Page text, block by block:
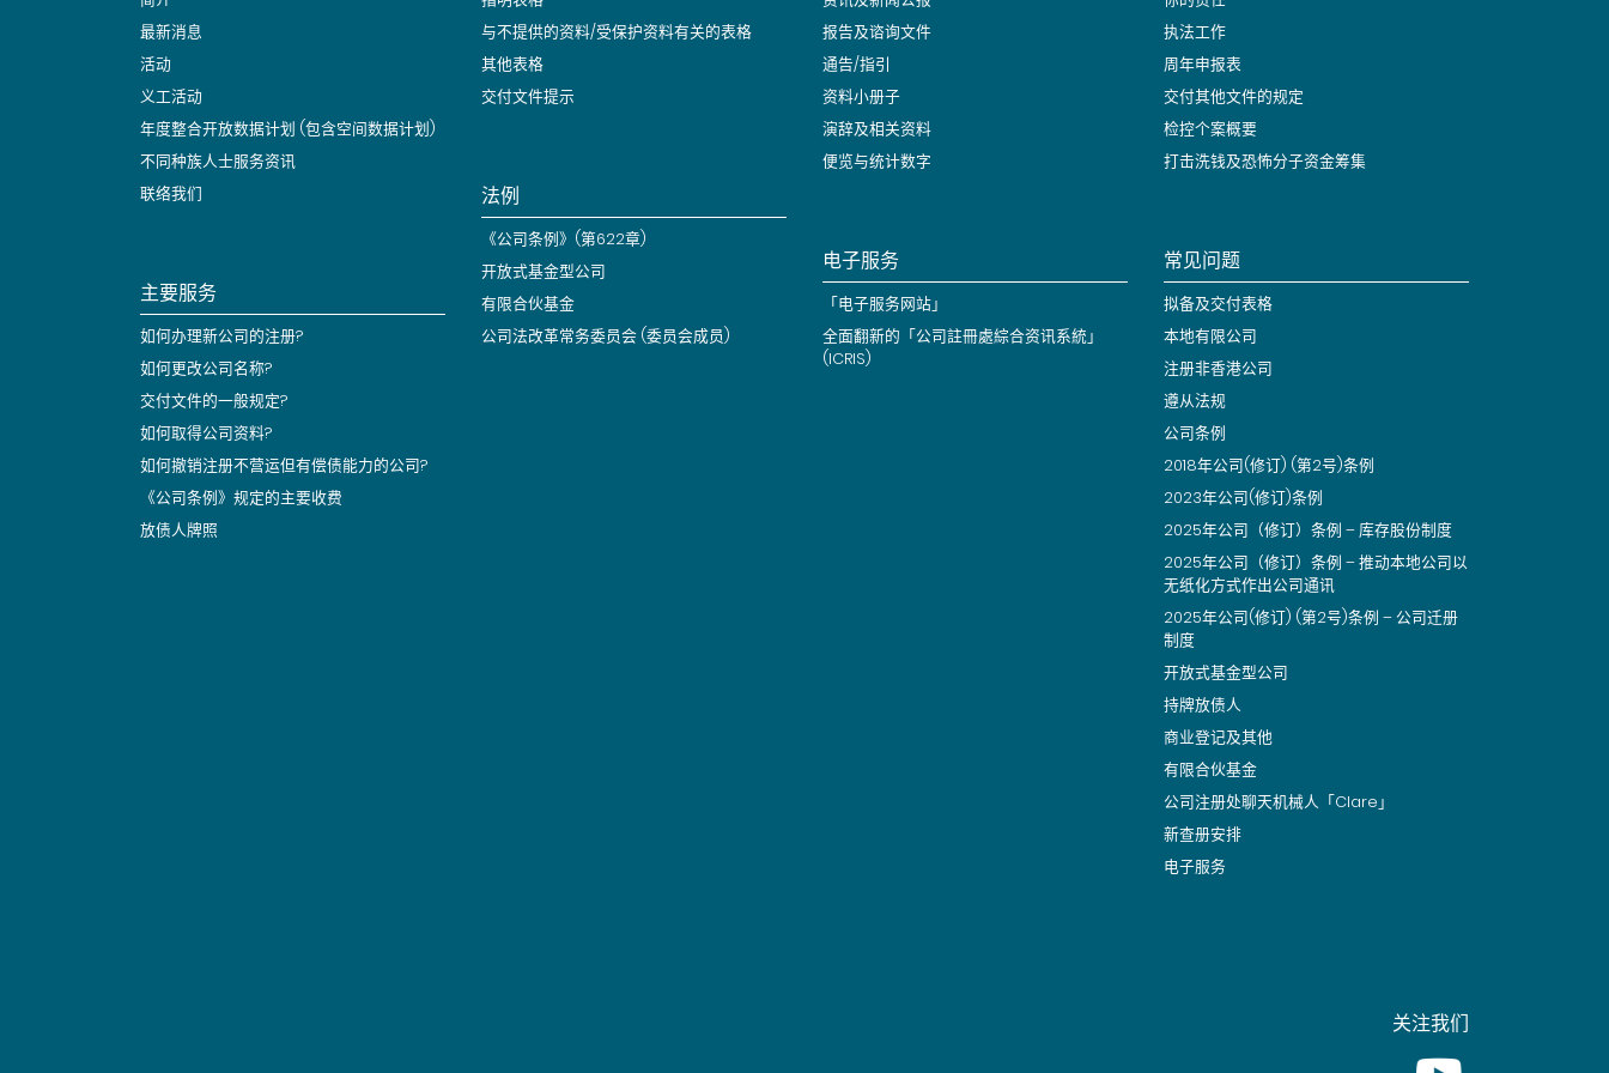
最新消息
活动
义工活动
年度整合开放数据计划 (包含空间数据计划)
不同种族人士服务资讯
联络我们
主要服务
如何办理新公司的注册?
如何更改公司名称?
交付文件的一般规定?
如何取得公司资料?
如何撤销注册不营运但有偿债能力的公司?
《公司条例》规定的主要收费
放债人牌照
与不提供的资料/受保护资料有关的表格
其他表格
交付文件提示
法例
《公司条例》(第622章)
开放式基金型公司
有限合伙基金
公司法改革常务委员会 (委员会成员)
报告及谘询文件
通告/指引
资料小册子
演辞及相关资料
便览与统计数字
电子服务
「电子服务网站」
全面翻新的「公司註冊處綜合资讯系統」
(ICRIS)
执法工作
周年申报表
交付其他文件的规定
检控个案概要
打击洗钱及恐怖分子资金筹集
常见问题
拟备及交付表格
本地有限公司
注册非香港公司
遵从法规
公司条例
2018年公司(修订) (第2号)条例
2023年公司(修订)条例
2025年公司（修订）条例 – 库存股份制度
2025年公司（修订）条例 – 推动本地公司以
无纸化方式作出公司通讯
2025年公司(修订) (第2号)条例 – 公司迁册
制度
开放式基金型公司
持牌放债人
商业登记及其他
有限合伙基金
公司注册处聊天机械人「Clare」
新查册安排
电子服务
关注我们
Youtube [This link